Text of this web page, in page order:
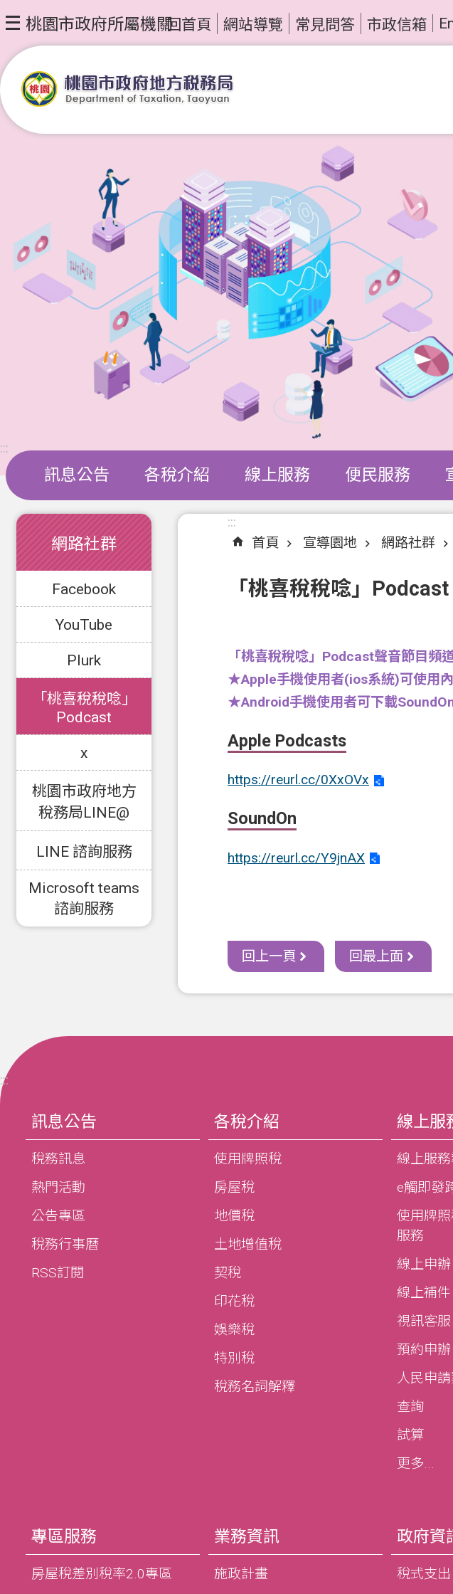
桃園市政府所屬機關回首頁 網站導覽 常見問答 市政信箱
:::
訊息公告 各稅介紹 線上服務 便民服務
:::
網路社群
Facebook
YouTube
Plurk
「桃喜稅稅唸」
Podcast
x
桃園市政府地方
稅務局LINE@
LINE 諮詢服務
Microsoft teams
諮詢服務
:::
首頁
宣導園地 網路社群
「桃喜稅稅唸」Podcast
「桃喜稅稅唸」Podcast聲音節目頻
★Apple手機使用者(ios系統)可使用
★Android手機使用者可下載
Apple Podcasts
https://reurl.cc/0XxOVx
SoundOn
https://reurl.cc/Y9jnAX
回上一頁 回最上面
:::
訊息公告
稅務訊息
熱門活動
公告專區
稅務行事曆
RSS訂閱
各稅介紹
使用牌照稅
房屋稅
地價稅
土地增值稅
契稅
印花稅
娛樂稅
特別稅
稅務名詞解釋
線上服
線上服
e觸即發
使用牌
服務
線上申辦
線上補件
視訊客服
預約申辦
人民申
查詢
試算
更多...
專區服務
房屋稅差別稅率2.0專區
業務資訊
施政計畫
政府資
稅式支出